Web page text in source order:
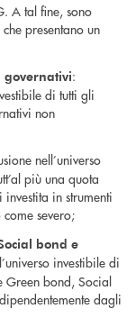
A tal fine, sono
presentano un
governativi:
di tutti gli
non
nell’universo
più una quota
investita in strumenti
severo;
bond e
investibile di
Green bond, Social
dagli